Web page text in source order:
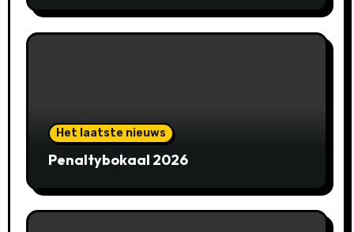
Het laatste nieuws
Penaltybokaal 2026